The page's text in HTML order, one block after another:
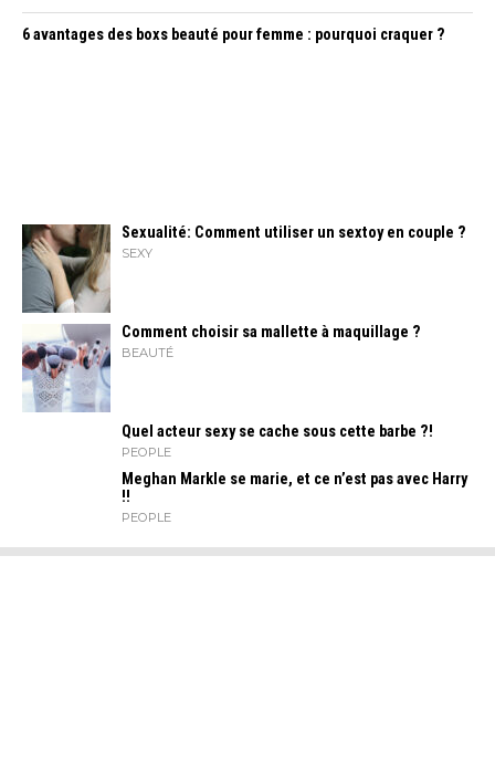
6 avantages des boxs beauté pour femme : pourquoi craquer ?
Sexualité: Comment utiliser un sextoy en couple ?
SEXY
Comment choisir sa mallette à maquillage ?
BEAUTÉ
Quel acteur sexy se cache sous cette barbe ?!
PEOPLE
Meghan Markle se marie, et ce n’est pas avec Harry
!!
PEOPLE